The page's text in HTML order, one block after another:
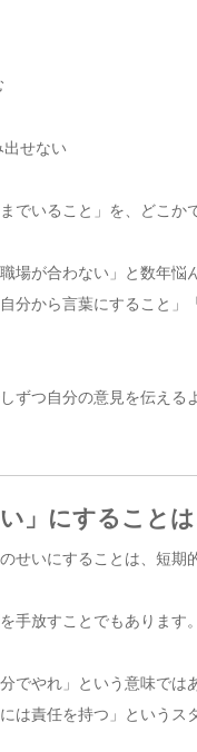
せない
でいること」を、どこか
場が合わない」と数年悩
分から言葉にすること
ずつ自分の意見を伝え
」にすること
せいにすることは、短期
手放すことでもあります。
でやれ」という意味では
は責任を持つ」というス